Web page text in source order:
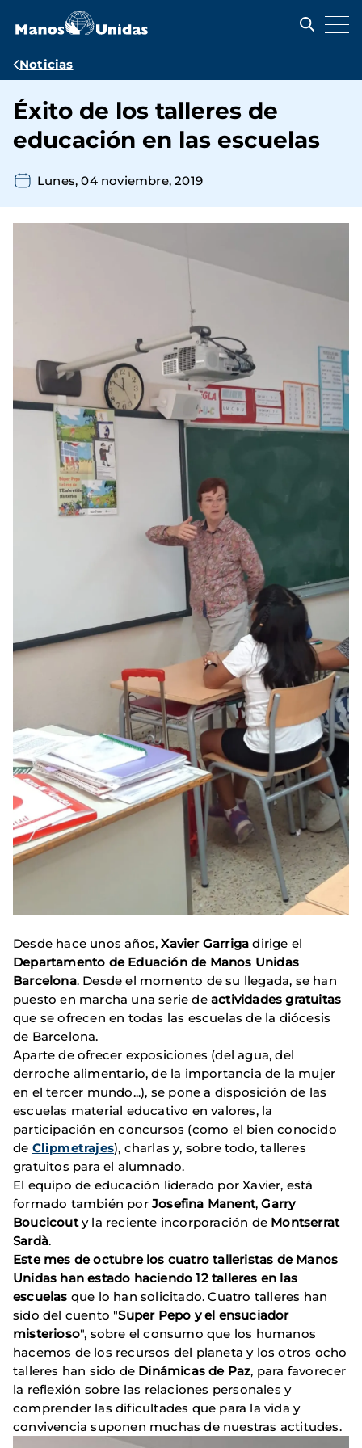
contenido
Ruta
navegación
Noticias
Éxito de los talleres de
educación en las escuelas
Lunes, 04 noviembre, 2019
Desde hace unos años, Xavier Garriga dirige el
Departamento de Eduación de Manos Unidas
Barcelona. Desde el momento de su llegada, se han
puesto en marcha una serie de actividades gratuitas
que se ofrecen en todas las escuelas de la diócesis
de Barcelona.
Aparte de ofrecer exposiciones (del agua, del
derroche alimentario, de la importancia de la mujer
en el tercer mundo...), se pone a disposición de las
escuelas material educativo en valores, la
participación en concursos (como el bien conocido
de Clipmetrajes), charlas y, sobre todo, talleres
gratuitos para el alumnado.
El equipo de educación liderado por Xavier, está
formado también porJosefina Manent,Garry
Boucicouty la reciente incorporación de Montserrat
Sardà.
Este mes de octubre los cuatro talleristas de Manos
Unidas han estado haciendo 12 talleres en las
escuelas que lo han solicitado. Cuatro talleres han
sido del cuento "Super Pepo y el ensuciador
misterioso", sobre el consumo que los humanos
hacemos de los recursos del planeta y los otros ocho
talleres han sido de Dinámicas de Paz, para favorecer
la reflexión sobre las relaciones personales y
comprender las dificultades que para la vida y
convivencia suponen muchas de nuestras actitudes.